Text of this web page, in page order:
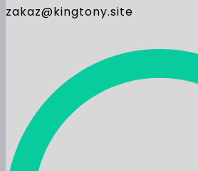
zakaz@kingtony.site